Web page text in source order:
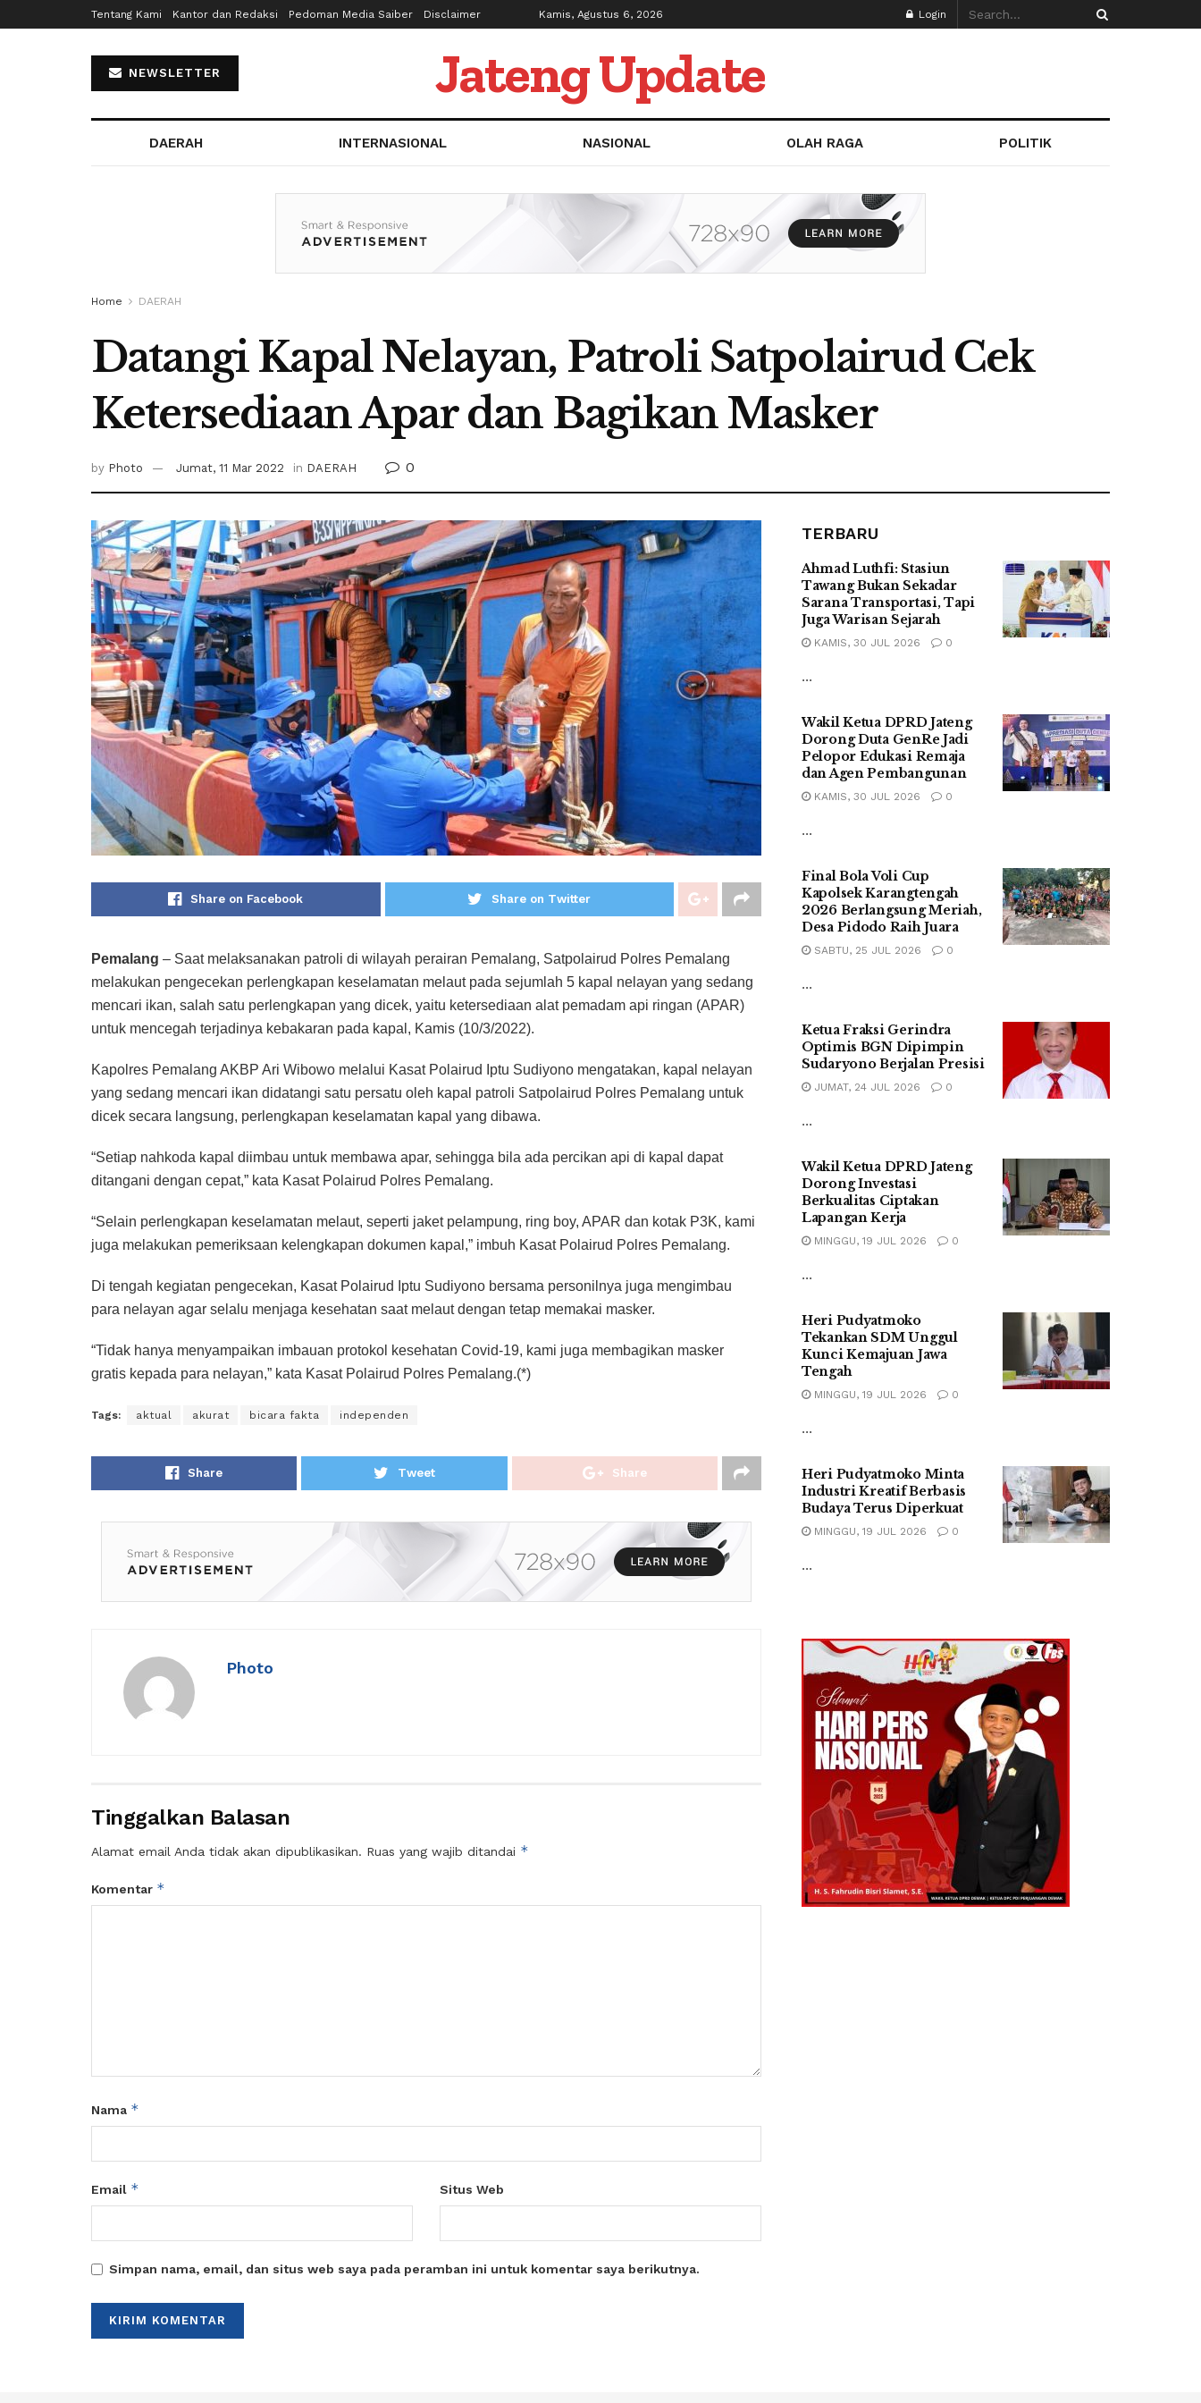
Tentang Kami Kantor dan Redaksi Pedoman Media Saiber Disclaimer Kamis, Agustus 6, 2026 Login
NEWSLETTER Jateng Update
DAERAH INTERNASIONAL NASIONAL OLAH RAGA POLITIK
Home DAERAH
Datangi Kapal Nelayan, Patroli Satpolairud Cek
Ketersediaan Apar dan Bagikan Masker
by Photo Jumat, 11 Mar 2022 in DAERAH 0
Share on Facebook Share on Twitter
Pemalang – Saat melaksanakan patroli di wilayah perairan Pemalang, Satpolairud Polres Pemalang
melakukan pengecekan perlengkapan keselamatan melaut pada sejumlah 5 kapal nelayan yang sedang
mencari ikan, salah satu perlengkapan yang dicek, yaitu ketersediaan alat pemadam api ringan (APAR)
untuk mencegah terjadinya kebakaran pada kapal, Kamis (10/3/2022).
Kapolres Pemalang AKBP Ari Wibowo melalui Kasat Polairud Iptu Sudiyono mengatakan, kapal nelayan
yang sedang mencari ikan didatangi satu persatu oleh kapal patroli Satpolairud Polres Pemalang untuk
dicek secara langsung, perlengkapan keselamatan kapal yang dibawa.
“Setiap nahkoda kapal diimbau untuk membawa apar, sehingga bila ada percikan api di kapal dapat
ditangani dengan cepat,” kata Kasat Polairud Polres Pemalang.
“Selain perlengkapan keselamatan melaut, seperti jaket pelampung, ring boy, APAR dan kotak P3K, kami
juga melakukan pemeriksaan kelengkapan dokumen kapal,” imbuh Kasat Polairud Polres Pemalang.
Di tengah kegiatan pengecekan, Kasat Polairud Iptu Sudiyono bersama personilnya juga mengimbau
para nelayan agar selalu menjaga kesehatan saat melaut dengan tetap memakai masker.
“Tidak hanya menyampaikan imbauan protokol kesehatan Covid-19, kami juga membagikan masker
gratis kepada para nelayan,” kata Kasat Polairud Polres Pemalang.(*)
Tags: aktual akurat bicara fakta independen
Share Tweet Share
Photo
Tinggalkan Balasan
Alamat email Anda tidak akan dipublikasikan. Ruas yang wajib ditandai *
Komentar *
Nama *
Email * Situs Web
Simpan nama, email, dan situs web saya pada peramban ini untuk komentar saya berikutnya.
TERBARU
Ahmad Luthfi: Stasiun
Tawang Bukan Sekadar
Sarana Transportasi, Tapi
Juga Warisan Sejarah
KAMIS, 30 JUL 2026 0
...
Wakil Ketua DPRD Jateng
Dorong Duta GenRe Jadi
Pelopor Edukasi Remaja
dan Agen Pembangunan
KAMIS, 30 JUL 2026 0
...
Final Bola Voli Cup
Kapolsek Karangtengah
2026 Berlangsung Meriah,
Desa Pidodo Raih Juara
SABTU, 25 JUL 2026 0
...
Ketua Fraksi Gerindra
Optimis BGN Dipimpin
Sudaryono Berjalan Presisi
JUMAT, 24 JUL 2026 0
...
Wakil Ketua DPRD Jateng
Dorong Investasi
Berkualitas Ciptakan
Lapangan Kerja
MINGGU, 19 JUL 2026 0
...
Heri Pudyatmoko
Tekankan SDM Unggul
Kunci Kemajuan Jawa
Tengah
MINGGU, 19 JUL 2026 0
...
Heri Pudyatmoko Minta
Industri Kreatif Berbasis
Budaya Terus Diperkuat
MINGGU, 19 JUL 2026 0
...